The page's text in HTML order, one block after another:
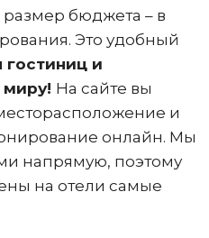
бюджета – в
Это удобный
гостиниц и
миру! На сайте вы
и
онлайн. Мы
напрямую, поэтому
на отели самые